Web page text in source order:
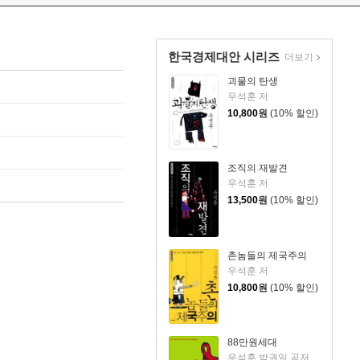
한국경제대안 시리즈
괴물의 탄생
우석훈 저
10,800원 (10% 할인)
조직의 재발견
우석훈 저
13,500원 (10% 할인)
촌놈들의 제국주의
우석훈 저
10,800원 (10% 할인)
88만원세대
우석훈,박권일 공저
더보기